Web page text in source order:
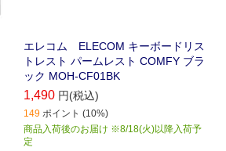
エレコム ELECOM キーボードリス
トレスト パームレスト COMFY ブラ
ック MOH-CF01BK
1,490 円(税込)
149 ポイント (10%)
商品入荷後のお届け ※8/18(火)以降入荷予
定